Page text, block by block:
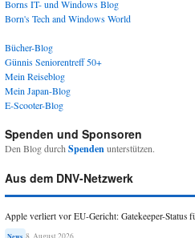
Borns IT- und Windows Blog
Born's Tech and Windows World
Bücher-Blog
Günnis Seniorentreff 50+
Mein Reiseblog
Mein Japan-Blog
E-Scooter-Blog
Spenden und Sponsoren
Den Blog durchSpendenunterstützen.
Aus dem DNV-Netzwerk
Apple verliert vor EU-Gericht: Gatekeeper-Status